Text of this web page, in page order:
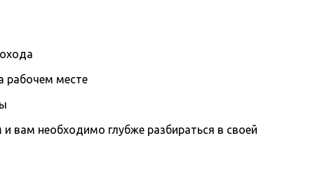
рабочем месте
вам необходимо глубже разбираться в своей